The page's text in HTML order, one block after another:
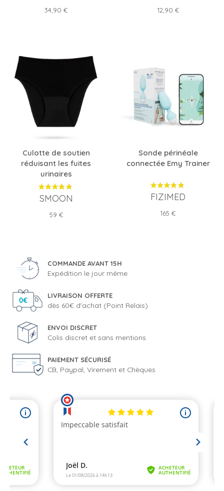
Prix
34,90 € Prix
12,90 €
Culotte de soutien
réduisant les fuites
urinaires
SMOON
Prix
59 €
Sonde périnéale
connectée Emy Trainer
FIZIMED
Prix
165 €
COMMANDE AVANT 15H
Expédition le jour même
LIVRAISON OFFERTE
dès 60€ d'achat (Point Relais)
ENVOI DISCRET
Colis discret et sans mentions
PAIEMENT SÉCURISÉ
CB, Paypal, Virement et Chèques